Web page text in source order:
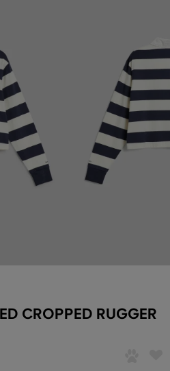
CROPPED RUGGER